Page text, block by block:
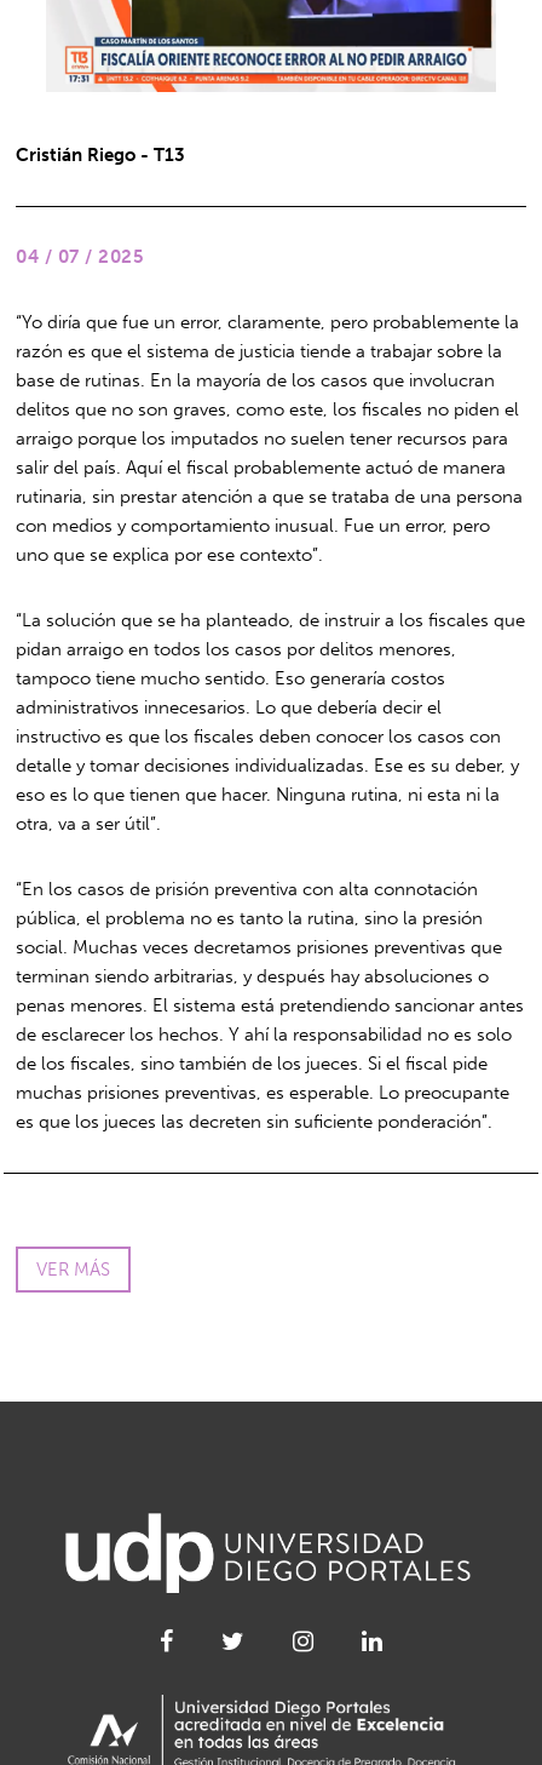
Cristián Riego - T13
04 / 07 / 2025
“Yo diría que fue un error, claramente, pero probablemente la
razón es que el sistema de justicia tiende a trabajar sobre la
base de rutinas. En la mayoría de los casos que involucran
delitos que no son graves, como este, los fiscales no piden el
arraigo porque los imputados no suelen tener recursos para
salir del país. Aquí el fiscal probablemente actuó de manera
rutinaria, sin prestar atención a que se trataba de una persona
con medios y comportamiento inusual. Fue un error, pero
uno que se explica por ese contexto”.
“La solución que se ha planteado, de instruir a los fiscales que
pidan arraigo en todos los casos por delitos menores,
tampoco tiene mucho sentido. Eso generaría costos
administrativos innecesarios. Lo que debería decir el
instructivo es que los fiscales deben conocer los casos con
detalle y tomar decisiones individualizadas. Ese es su deber, y
eso es lo que tienen que hacer. Ninguna rutina, ni esta ni la
otra, va a ser útil”.
“En los casos de prisión preventiva con alta connotación
pública, el problema no es tanto la rutina, sino la presión
social. Muchas veces decretamos prisiones preventivas que
terminan siendo arbitrarias, y después hay absoluciones o
penas menores. El sistema está pretendiendo sancionar antes
de esclarecer los hechos. Y ahí la responsabilidad no es solo
de los fiscales, sino también de los jueces. Si el fiscal pide
muchas prisiones preventivas, es esperable. Lo preocupante
es que los jueces las decreten sin suficiente ponderación”.
VER MÁS